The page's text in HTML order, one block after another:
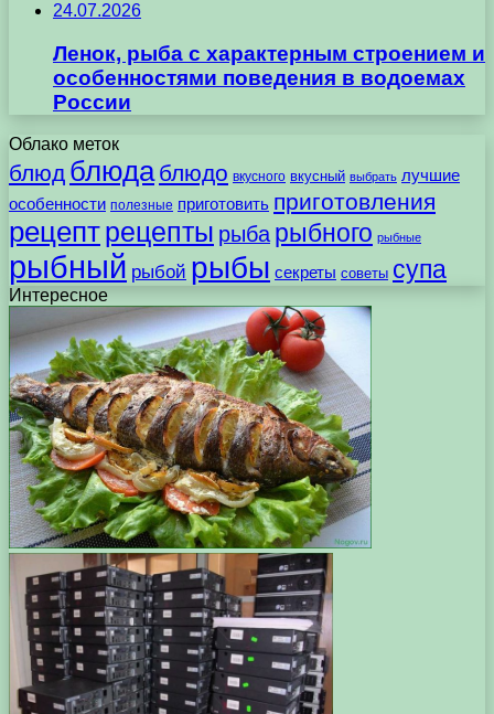
24.07.2026
Ленок, рыба с характерным строением и
особенностями поведения в водоемах
России
Облако меток
блюд блюда блюдо вкусного вкусный выбрать лучшие
особенности полезные приготовить приготовления
рецептрецепты рыба рыбного рыбные
рыбный рыбой рыбы секреты советы супа
Интересное